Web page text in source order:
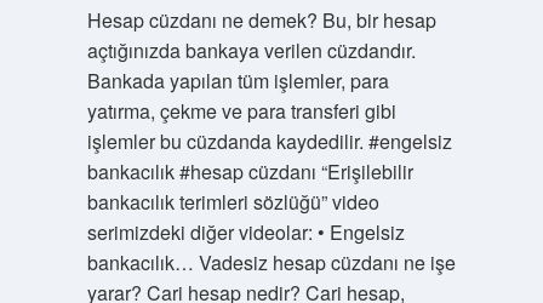
Hesap cüzdanı ne demek? Bu, bir hesap
açtığınızda bankaya verilen cüzdandır.
Bankada yapılan tüm işlemler, para
yatırma, çekme ve para transferi gibi
işlemler bu cüzdanda kaydedilir. #engelsiz
bankacılık #hesap cüzdanı “Erişilebilir
bankacılık terimleri sözlüğü” video
serimizdeki diğer videolar: • Engelsiz
bankacılık… Vadesiz hesap cüzdanı ne işe
yarar? Cari hesap nedir? Cari hesap,